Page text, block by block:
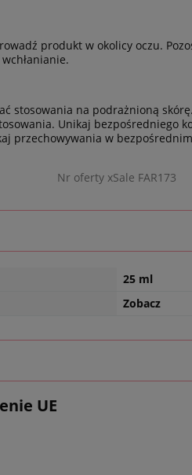
produkt w okolicy oczu.
stosowania na podrażnioną skórę.
Unikaj bezpośredniego
przechowywania w
Nr oferty xSale FAR173
25 ml
Zobacz
UE